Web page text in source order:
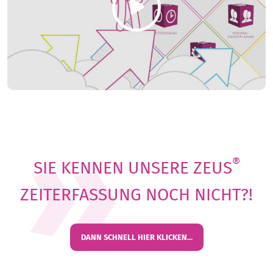
SIE KENNEN UNSERE ZEUS®
ZEITERFASSUNG NOCH NICHT?!
DANN SCHNELL HIER KLICKEN...